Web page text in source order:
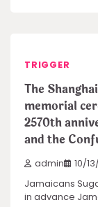
TRIGGER
The
memorial
2570th
and the
admin 10/
Jamaicans
in advance